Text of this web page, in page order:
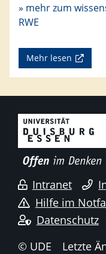
» mehrzum
RWE
Mehr lesen
Intranet
Hilfe im
Datenschutz
© UDE
Letzte